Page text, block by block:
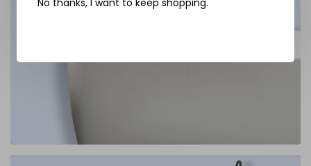
No thanks, I want to keep shopping.